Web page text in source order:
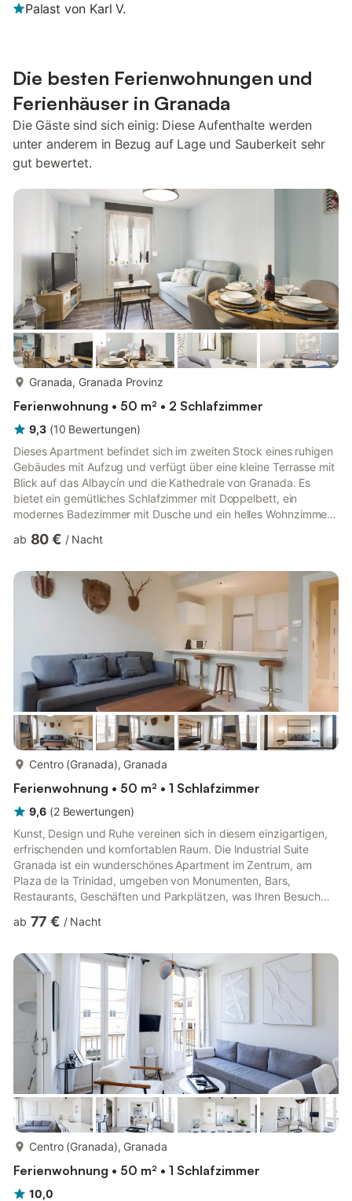
Palast von Karl V.
Die besten Ferienwohnungen und
Ferienhäuser in Granada
Die Gäste sind sich einig: Diese Aufenthalte werden
unter anderem in Bezug auf Lage und Sauberkeit sehr
gut bewertet.
Granada, Granada Provinz
Ferienwohnung • 50 m² • 2 Schlafzimmer
9,3 (10 Bewertungen)
Dieses Apartment befindet sich im zweiten Stock eines ruhigen
Gebäudes mit Aufzug und verfügt über eine kleine Terrasse mit
Blick auf das Albaycín und die Kathedrale von Granada. Es
bietet ein gemütliches Schlafzimmer mit Doppelbett, ein
modernes Badezimmer mit Dusche und ein helles Wohnzimmer
Küche bietet alles, was Sie für einen komfortablen Aufenthalt
Corteza, einer ruhigen Fußgängerzone, nur wenige Schritte von
der Calle Elvira 81 entfernt. Die Garage ist nur 5 G...
ab 80 € / Nacht
Centro (Granada), Granada
Ferienwohnung • 50 m² • 1 Schlafzimmer
9,6 (2 Bewertungen)
Kunst, Design und Ruhe vereinen sich in diesem einzigartigen,
erfrischenden und komfortablen Raum. Die Industrial Suite
Granada ist ein wunderschönes Apartment im Zentrum, am
Plaza de la Trinidad, umgeben von Monumenten, Bars,
Restaurants, Geschäften und Parkplätzen, was Ihren Besuch
macht. Das Apartment besteht aus einem Zimmer mit einem
Wohnzimmer mit hohen Decken, einer Küchenzeile und einem
Badezimmer. Das Apartment befindet sich in einem schlichten
und eleganten, neu renovierten Alt...
ab 77 € / Nacht
Centro (Granada), Granada
Ferienwohnung • 50 m² • 1 Schlafzimmer
10,0